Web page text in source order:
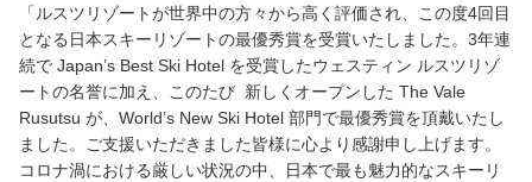
「ルスツリゾートが世界中の方々から高く評価され、この度4回目
となる日本スキーリゾートの最優秀賞を受賞いたしました。3年連
続で Japan’s Best Ski Hotel を受賞したウェスティン ルスツリゾ
ートの名誉に加え、このたび 新しくオープンした The Vale
Rusutsu が、World’s New Ski Hotel 部門で最優秀賞を頂戴いたし
ました。ご支援いただきました皆様に心より感謝申し上げます。
コロナ渦における厳しい状況の中、日本で最も魅力的なスキーリ